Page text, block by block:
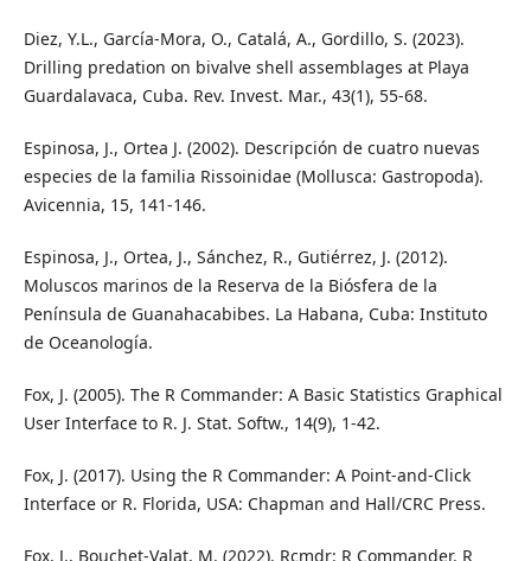
Diez, Y.L., García-Mora, O., Catalá, A., Gordillo, S. (2023).
Drilling predation on bivalve shell assemblages at Playa
Guardalavaca, Cuba. Rev. Invest. Mar., 43(1), 55-68.
Espinosa, J., Ortea J. (2002). Descripción de cuatro nuevas
especies de la familia Rissoinidae (Mollusca: Gastropoda).
Avicennia, 15, 141-146.
Espinosa, J., Ortea, J., Sánchez, R., Gutiérrez, J. (2012).
Moluscos marinos de la Reserva de la Biósfera de la
Península de Guanahacabibes. La Habana, Cuba: Instituto
de Oceanología.
Fox, J. (2005). The R Commander: A Basic Statistics Graphical
User Interface to R. J. Stat. Softw., 14(9), 1-42.
Fox, J. (2017). Using the R Commander: A Point-and-Click
Interface or R. Florida, USA: Chapman and Hall/CRC Press.
Fox, J., Bouchet-Valat, M. (2022). Rcmdr: R Commander. R